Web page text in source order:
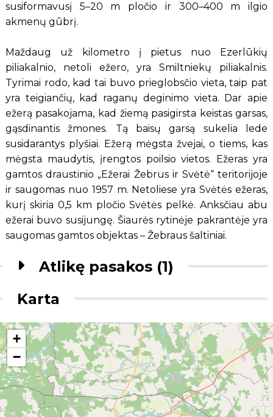
susiformavusį 5–20 m pločio ir 300–400 m ilgio
akmenų gūbrį.
Maždaug už kilometro į pietus nuo Ezerlūkių
piliakalnio, netoli ežero, yra Smiltniekų piliakalnis.
Tyrimai rodo, kad tai buvo prieglobsčio vieta, taip pat
yra teigiančių, kad raganų deginimo vieta. Dar apie
ežerą pasakojama, kad žiemą pasigirsta keistas garsas,
gąsdinantis žmones. Tą baisų garsą sukelia lede
susidarantys plyšiai. Ežerą mėgsta žvejai, o tiems, kas
mėgsta maudytis, įrengtos poilsio vietos. Ežeras yra
gamtos draustinio „Ežerai Žebrus ir Svėtė“ teritorijoje
ir saugomas nuo 1957 m. Netoliese yra Svėtės ežeras,
kurį skiria 0,5 km pločio Svėtės pelkė. Anksčiau abu
ežerai buvo susijungę. Šiaurės rytinėje pakrantėje yra
saugomas gamtos objektas – Žebraus šaltiniai.
Atlikę pasakos (1)
Karta
+
−